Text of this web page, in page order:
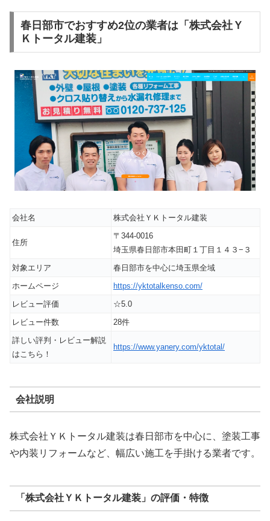
春日部市でおすすめ2位の業者は「株式会社Ｙ
Ｋトータル建装」
会社名 株式会社ＹＫトータル建装
住所
〒344-0016
埼玉県春日部市本田町１丁目１４３−３
対象エリア
春日部市を中心に埼玉県全域
ホームページ
https://yktotalkenso.com/
レビュー評価
☆5.0
レビュー件数
28件
詳しい評判・レビュー解説
はこちら！
https://www.yanery.com/yktotal/
会社説明
株式会社ＹＫトータル建装は春日部市を中心に、塗装工事
や内装リフォームなど、幅広い施工を手掛ける業者です。
「株式会社ＹＫトータル建装」の評価・特徴